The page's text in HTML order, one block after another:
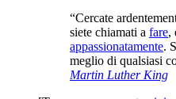
“Cercate
siete chiamati a fare,
appassionatamente.
meglio di qualsiasi
Martin Luther King